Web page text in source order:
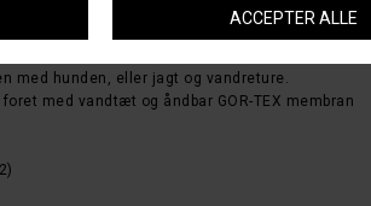
med hunden, eller jagt og vandreture.
med vandtæt og åndbar GOR-TEX membran